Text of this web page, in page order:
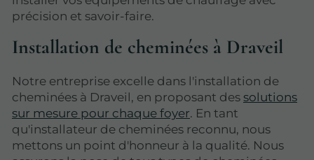
précision et savoir-faire.
Installation de cheminées à Draveil
Notre entreprise excelle dans l'installation de
cheminées à Draveil, en proposant des solutions
sur mesure pour chaque foyer. En tant
qu'installateur de cheminées reconnu, nous
mettons un point d'honneur à la qualité. Nous